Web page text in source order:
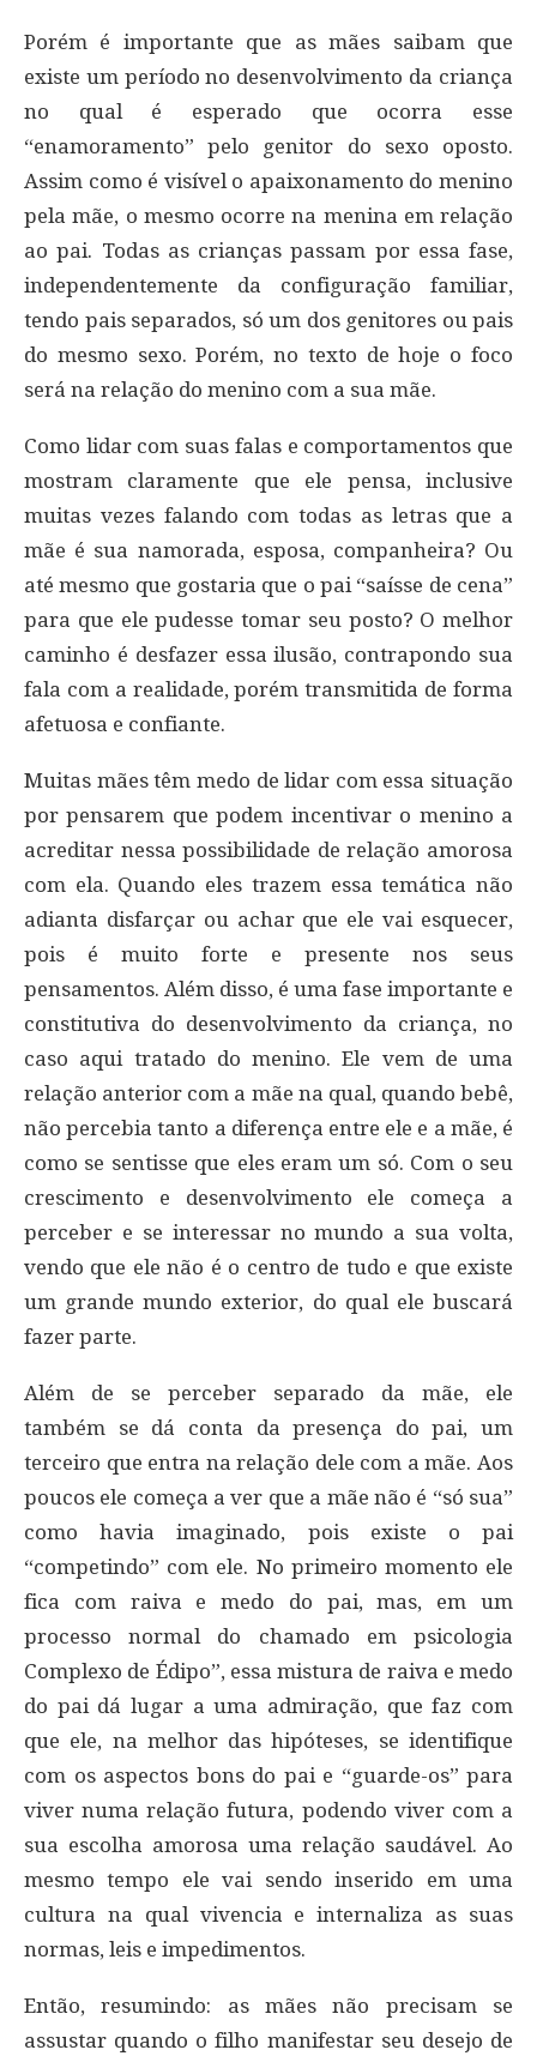
Porém é importante que as mães saibam que
existe um período no desenvolvimento da criança
no qual é esperado que ocorra esse
“enamoramento” pelo genitor do sexo oposto.
Assim como é visível o apaixonamento do menino
pela mãe, o mesmo ocorre na menina em relação
ao pai. Todas as crianças passam por essa fase,
independentemente da configuração familiar,
tendo pais separados, só um dos genitores ou pais
do mesmo sexo. Porém, no texto de hoje o foco
será na relação do menino com a sua mãe.
Como lidar com suas falas e comportamentos que
mostram claramente que ele pensa, inclusive
muitas vezes falando com todas as letras que a
mãe é sua namorada, esposa, companheira? Ou
até mesmo que gostaria que o pai “saísse de cena”
para que ele pudesse tomar seu posto? O melhor
caminho é desfazer essa ilusão, contrapondo sua
fala com a realidade, porém transmitida de forma
afetuosa e confiante.
Muitas mães têm medo de lidar com essa situação
por pensarem que podem incentivar o menino a
acreditar nessa possibilidade de relação amorosa
com ela. Quando eles trazem essa temática não
adianta disfarçar ou achar que ele vai esquecer,
pois é muito forte e presente nos seus
pensamentos. Além disso, é uma fase importante e
constitutiva do desenvolvimento da criança, no
caso aqui tratado do menino. Ele vem de uma
relação anterior com a mãe na qual, quando bebê,
não percebia tanto a diferença entre ele e a mãe, é
como se sentisse que eles eram um só. Com o seu
crescimento e desenvolvimento ele começa a
perceber e se interessar no mundo a sua volta,
vendo que ele não é o centro de tudo e que existe
um grande mundo exterior, do qual ele buscará
fazer parte.
Além de se perceber separado da mãe, ele
também se dá conta da presença do pai, um
terceiro que entra na relação dele com a mãe. Aos
poucos ele começa a ver que a mãe não é “só sua”
como havia imaginado, pois existe o pai
“competindo” com ele. No primeiro momento ele
fica com raiva e medo do pai, mas, em um
processo normal do chamado em psicologia
Complexo de Édipo”, essa mistura de raiva e medo
do pai dá lugar a uma admiração, que faz com
que ele, na melhor das hipóteses, se identifique
com os aspectos bons do pai e “guarde-os” para
viver numa relação futura, podendo viver com a
sua escolha amorosa uma relação saudável. Ao
mesmo tempo ele vai sendo inserido em uma
cultura na qual vivencia e internaliza as suas
normas, leis e impedimentos.
Então, resumindo: as mães não precisam se
assustar quando o filho manifestar seu desejo de